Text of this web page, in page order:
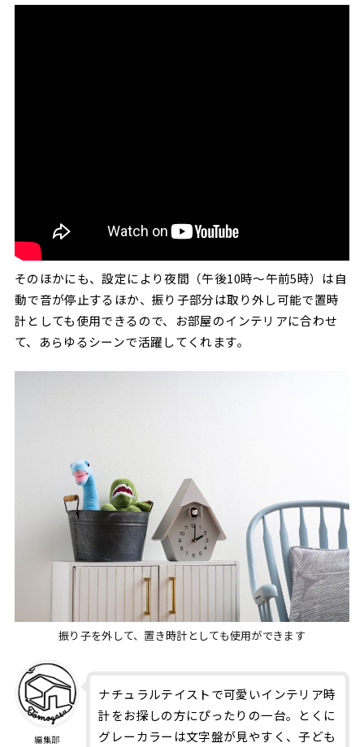
そのほかにも、設定により夜間（午後10時〜午前5時）は自
動で音が停止するほか、振り子部分は取り外し可能で置時
計としても使用できるので、お部屋のインテリアに合わせ
て、あらゆるシーンで活躍してくれます。
振り子を外して、置き時計としても使用ができます
編集部
ナチュラルテイストで可愛いインテリア時
計をお探しの方にぴったりの一台。とくに
グレーカラーは文字盤が見やすく、子ども